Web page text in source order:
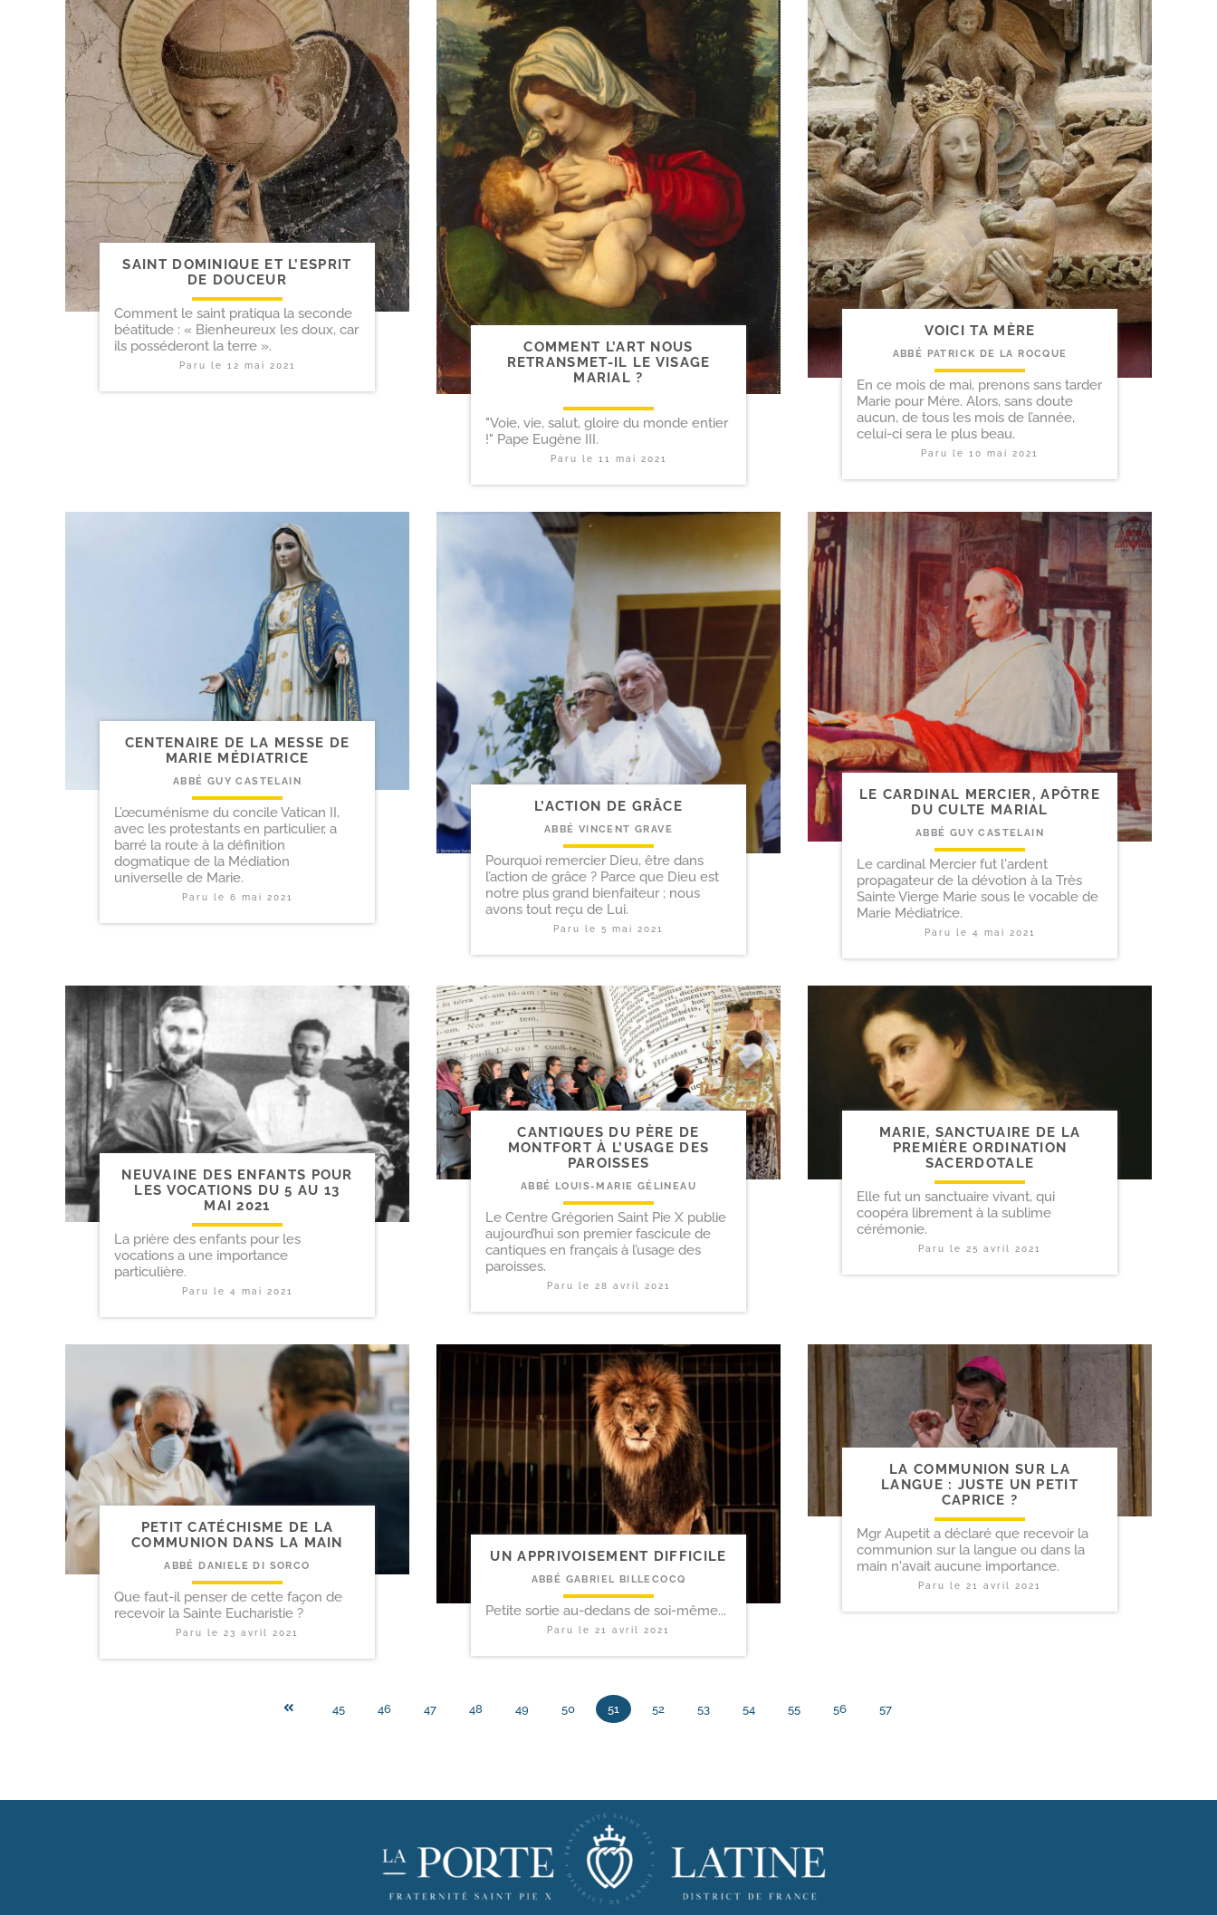
SAINT DOMINIQUE ET L’ESPRIT
DE DOUCEUR
Comment le saint pratiqua la seconde
béatitude : « Bienheureux les doux, car
ils posséderont la terre ».
Paru le 12 mai 2021
COMMENT L’ART NOUS
RETRANSMET-​IL LE VISAGE
MARIAL ?
"Voie, vie, salut, gloire du monde entier
!" Pape Eugène III.
Paru le 11 mai 2021
VOICI TA MÈRE
ABBÉ PATRICK DE LA ROCQUE
En ce mois de mai, prenons sans tarder
Marie pour Mère. Alors, sans doute
aucun, de tous les mois de l’année,
celui-ci sera le plus beau.
Paru le 10 mai 2021
CENTENAIRE DE LA MESSE DE
MARIE MÉDIATRICE
ABBÉ GUY CASTELAIN
L’œcuménisme du concile Vatican II,
avec les protestants en particulier, a
barré la route à la définition
dogmatique de la Médiation
universelle de Marie.
Paru le 6 mai 2021
L’ACTION DE GRÂCE
ABBÉ VINCENT GRAVE
Pourquoi remercier Dieu, être dans
l’action de grâce ? Parce que Dieu est
notre plus grand bienfaiteur ; nous
avons tout reçu de Lui.
Paru le 5 mai 2021
LE CARDINAL MERCIER, APÔTRE
DU CULTE MARIAL
ABBÉ GUY CASTELAIN
Le cardinal Mercier fut l'ardent
propagateur de la dévotion à la Très
Sainte Vierge Marie sous le vocable de
Marie Médiatrice.
Paru le 4 mai 2021
NEUVAINE DES ENFANTS POUR
LES VOCATIONS DU 5 AU 13
MAI 2021
La prière des enfants pour les
vocations a une importance
particulière.
Paru le 4 mai 2021
CANTIQUES DU PÈRE DE
MONTFORT À L’USAGE DES
PAROISSES
ABBÉ LOUIS-MARIE GÉLINEAU
Le Centre Grégorien Saint Pie X publie
aujourd’hui son premier fascicule de
cantiques en français à l’usage des
paroisses.
Paru le 28 avril 2021
MARIE, SANCTUAIRE DE LA
PREMIÈRE ORDINATION
SACERDOTALE
Elle fut un sanctuaire vivant, qui
coopéra librement à la sublime
cérémonie.
Paru le 25 avril 2021
PETIT CATÉCHISME DE LA
COMMUNION DANS LA MAIN
ABBÉ DANIELE DI SORCO
Que faut-il penser de cette façon de
recevoir la Sainte Eucharistie ?
Paru le 23 avril 2021
UN APPRIVOISEMENT DIFFICILE
ABBÉ GABRIEL BILLECOCQ
Petite sortie au-dedans de soi-même...
Paru le 21 avril 2021
LA COMMUNION SUR LA
LANGUE : JUSTE UN PETIT
CAPRICE ?
Mgr Aupetit a déclaré que recevoir la
communion sur la langue ou dans la
main n'avait aucune importance.
Paru le 21 avril 2021
45 46 47 48 49 50 51 52 53 54 55 56 57